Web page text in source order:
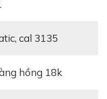
cal 3135
hồng 18k